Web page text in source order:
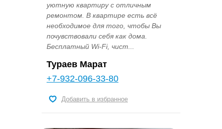
уютную квартиру с отличным
ремонтом. В квартире есть всё
необходимое для того, чтобы Вы
почувствовали себя как дома.
Бесплатный Wi-Fi, чист...
Тураев Марат
+7-932-096-33-80
Добавить в избранное